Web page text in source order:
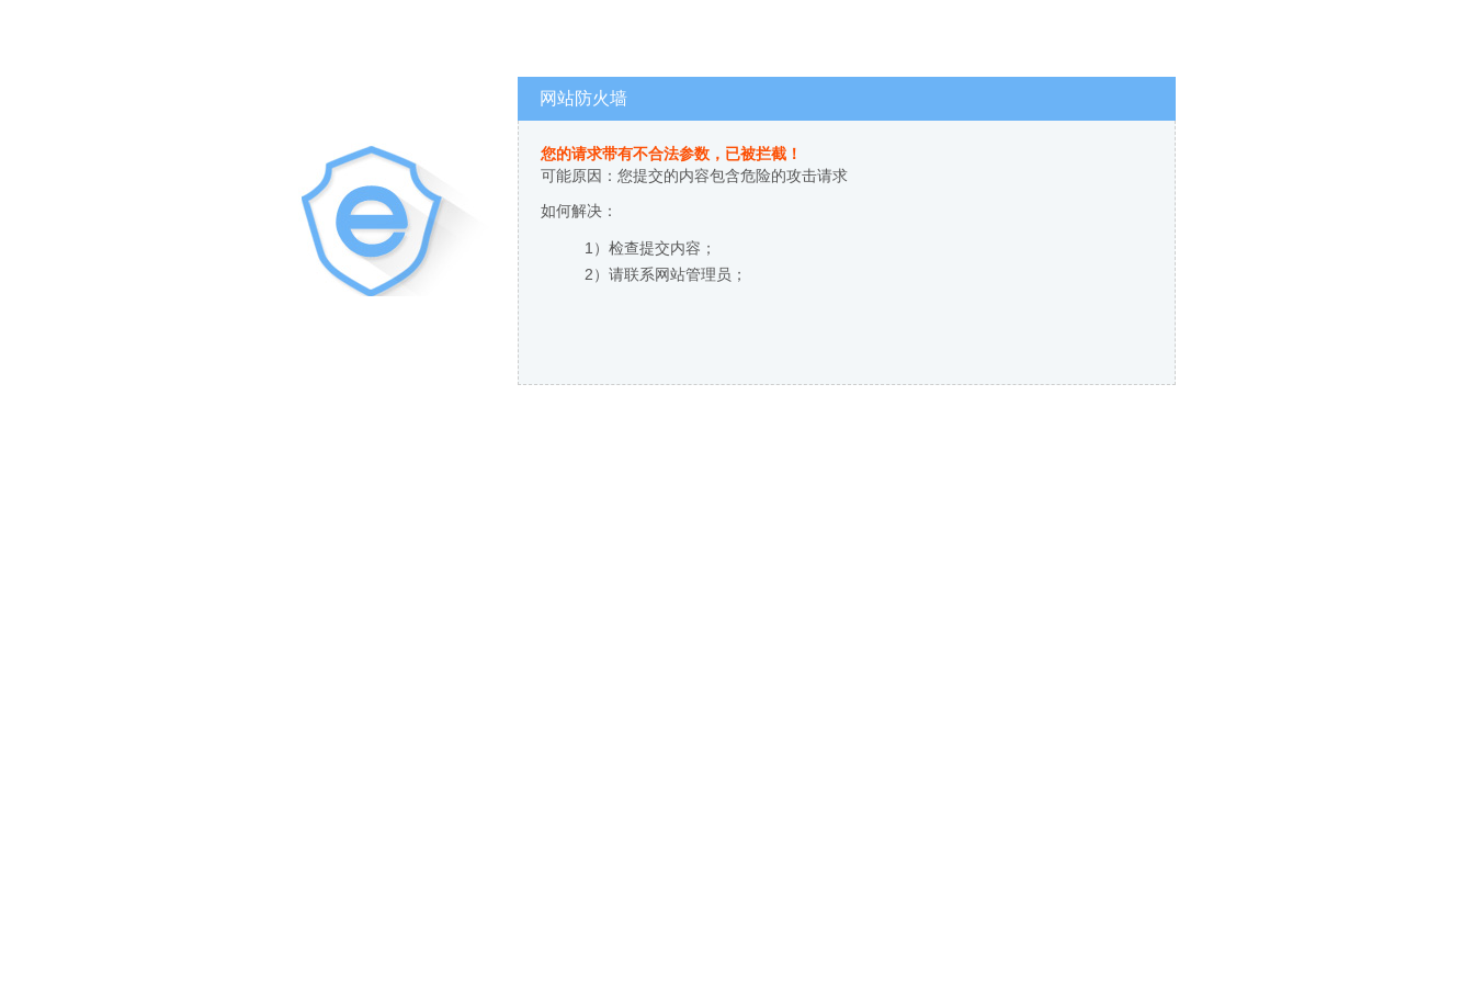
网站防火墙
您的请求带有不合法参数，已被拦截！
可能原因：您提交的内容包含危险的攻击请求
如何解决：
1）检查提交内容；
2）请联系网站管理员；